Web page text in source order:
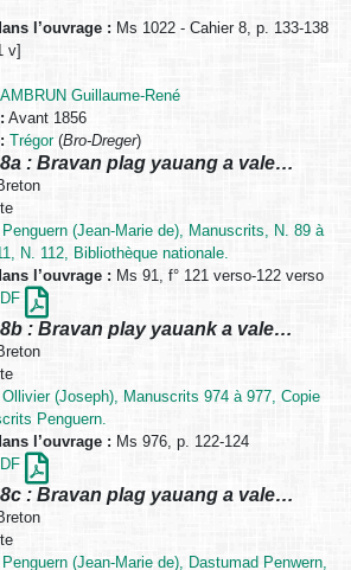
l’ouvrage : Ms 1022 - Cahier 8, p. 133-138
v]
Guillaume-René
Avant 1856
Trégor(Bro-Dreger)
: Bravan plag yauang a vale…
Penguern (Jean-Marie de), Manuscrits, N. 89 à
N. 112, Bibliothèque nationale.
l’ouvrage : Ms 91, f° 121 verso-122 verso
: Bravan play yauank a vale…
Ollivier (Joseph), Manuscrits 974 à 977, Copie
Penguern.
l’ouvrage : Ms 976, p. 122-124
: Bravan plag yauang a vale…
Penguern (Jean-Marie de), Dastumad Penwern,